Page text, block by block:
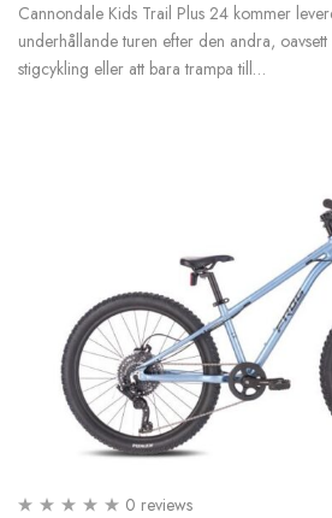
Cannondale Kids Trail Plus 24 kommer
underhållande turen efter den andra,
stigcykling eller att bara trampa till…
0 reviews